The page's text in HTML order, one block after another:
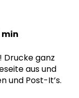
min
Drucke ganz
aus und
und Post-It’s.